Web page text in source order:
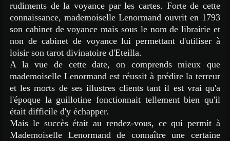
rudiments de la voyance par les cartes. Forte de cette
connaissance, mademoiselle Lenormand ouvrit en 1793
son cabinet de voyance mais sous le nom de librairie et
non de cabinet de voyance lui permettant d'utiliser à
loisir son tarot divinatoire d'Eteilla.
A la vue de cette date, on comprends mieux que
mademoiselle Lenormand est réussit à prédire la terreur
et les morts de ses illustres clients tant il est vrai qu'a
l'époque la guillotine fonctionnait tellement bien qu'il
était difficile d'y échapper.
Mais le succès était au rendez-vous, ce qui permit à
Mademoiselle Lenormand de connaître une certaine